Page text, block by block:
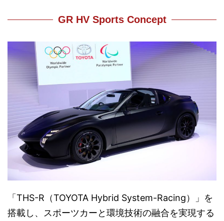
GR HV Sports Concept
「THS-R（TOYOTA Hybrid System-Racing）」を
搭載し、スポーツカーと環境技術の融合を実現する